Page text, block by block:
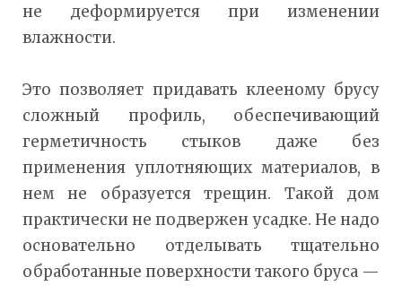
не деформируется при изменении
влажности.
Это позволяет придавать клееному брусу
сложный профиль, обеспечивающий
герметичность стыков даже без
применения уплотняющих материалов, в
нем не образуется трещин. Такой дом
практически не подвержен усадке. Не надо
основательно отделывать тщательно
обработанные поверхности такого бруса —